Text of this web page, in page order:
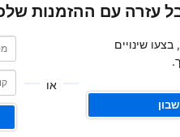
עזרה עם ההזמנות
שינויים
או
הזמנה
מספר
אישור